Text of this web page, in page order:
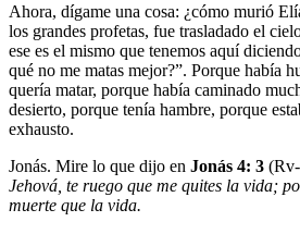
Ahora, dígame una cosa: ¿cómo murió
los grandes profetas, fue trasladado el
ese es el mismo que tenemos aquí
qué no me matas mejor?”. Porque había
quería matar, porque había caminado
desierto, porque tenía hambre, porque
exhausto.
Jonás. Mire lo que dijo en Jonás 4: 3
Jehová, te ruego que me quites la vida;
muerte que la vida.